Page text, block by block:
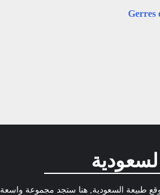
Gerres
طبيعة السعودية, هنا ستجد مجموعة واسعة